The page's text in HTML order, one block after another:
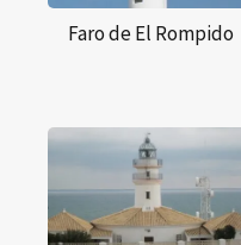
Faro de El Rompido